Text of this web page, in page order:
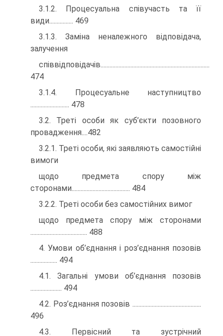
3.1.2. Процесуальна співучасть та її
види................ 469
3.1.3. Заміна неналежного відповідача,
залучення
співвідповідачів.........................................................................
474
3.1.4. Процесуальне наступництво
.......................... 478
3.2. Треті особи як суб’єкти позовного
провадження....482
3.2.1. Треті особи, які заявляють самостійні
вимоги
щодо предмета спору між
сторонами....................................... 484
3.2.2. Треті особи без самостійних вимог
щодо предмета спору між сторонами
...................................... 488
4. Умови об’єднання і роз’єднання позовів
.................. 494
4.1. Загальні умови об’єднання позовів
..................... 494
4.2. Роз’єднання позовів ..............................................
496
4.3. Первісний та зустрічний